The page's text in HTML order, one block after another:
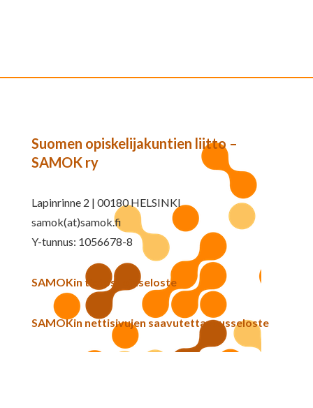
Suomen opiskelijakuntien liitto –
SAMOK ry
Lapinrinne 2 | 00180 HELSINKI
samok(at)samok.fi
Y-tunnus: 1056678-8
SAMOKin tietosuojaseloste
SAMOKin nettisivujen saavutettavuusseloste